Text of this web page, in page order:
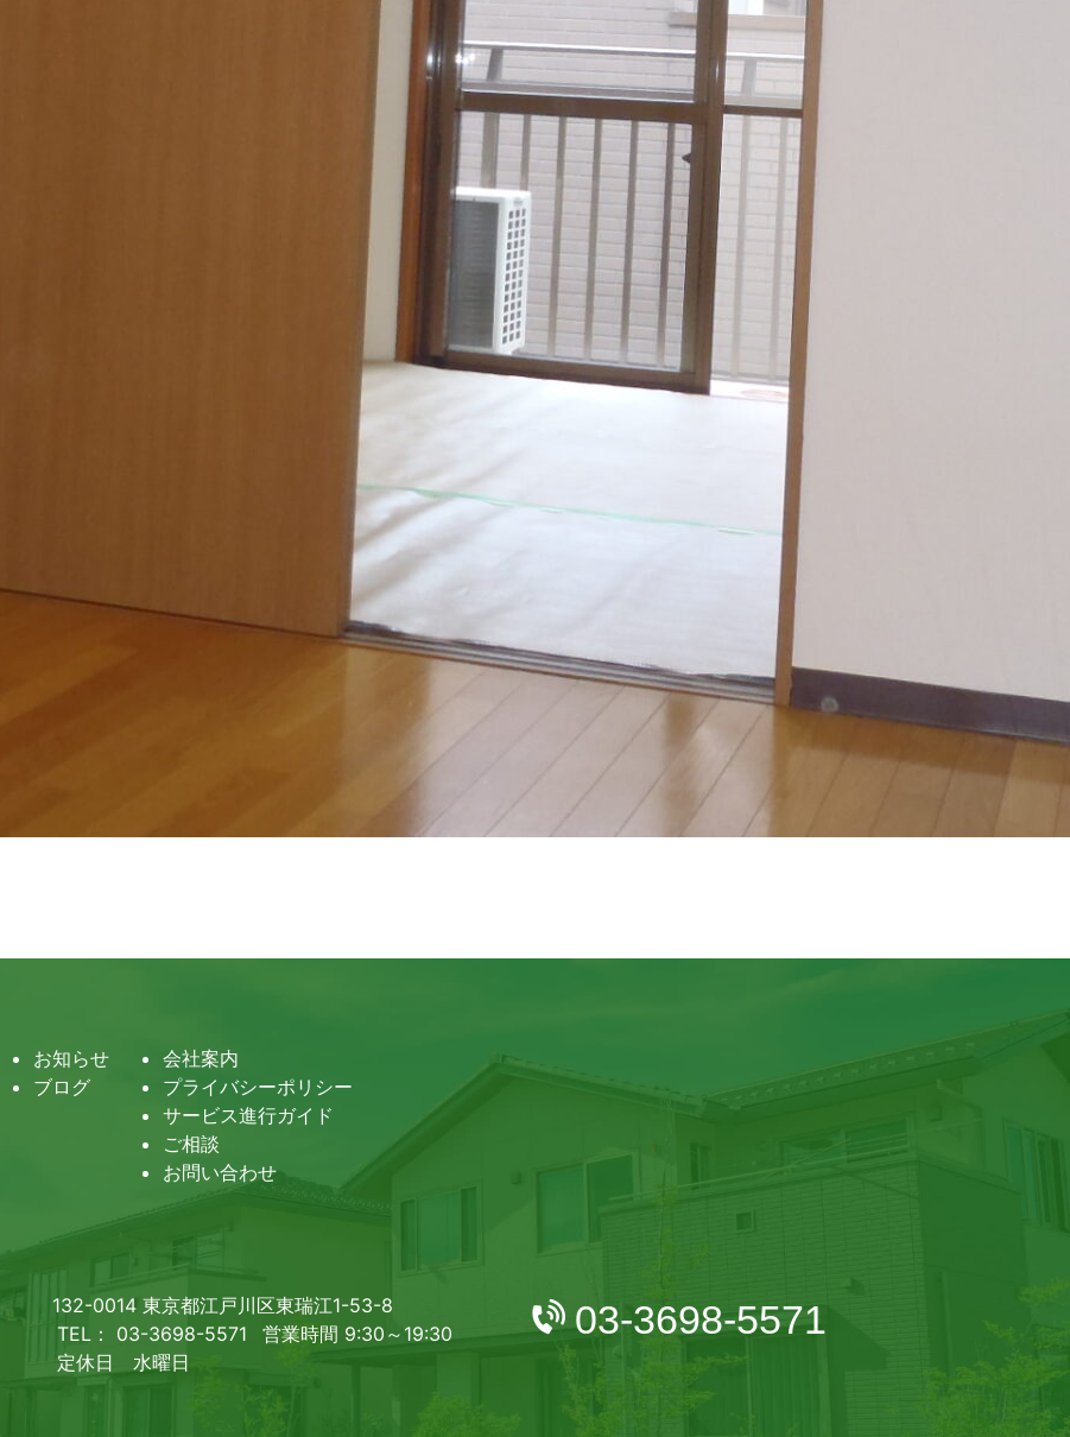
お知らせ
ブログ
会社案内
プライバシーポリシー
サービス進行ガイド
ご相談
お問い合わせ
132-0014 東京都江戸川区東瑞江1-53-8
TEL： 03-3698-5571
営業時間 9:30～19:30
定休日 水曜日
03-3698-5571